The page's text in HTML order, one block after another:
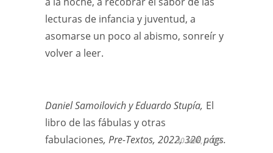
lecturas de infancia y juventud, a
asomarse un poco al abismo, sonreír y
volver a leer.
Daniel Samoilovich y Eduardo Stupía, El
libro de las fábulas y otras
fabulaciones, Pre-Textos, 2022, 320 págs.
30 MAR, 2023